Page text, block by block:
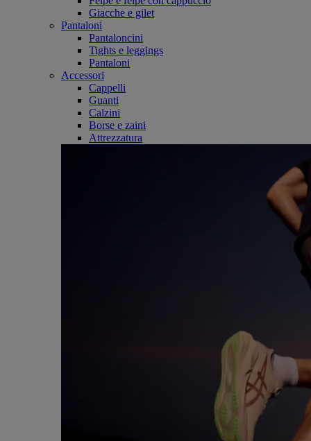
Giacche e gilet
Pantaloni
Pantaloncini
Tights e leggings
Pantaloni
Accessori
Cappelli
Guanti
Calzini
Borse e zaini
Attrezzatura